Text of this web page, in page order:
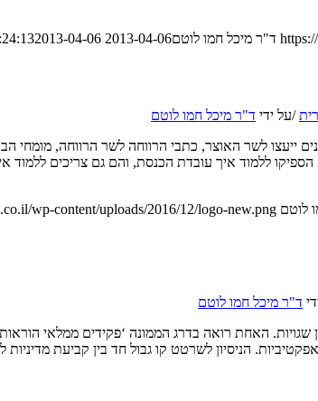
ד"ר מיכל חמו לוטם2013-04-06 08:24:13
2013-04-06 08:24:13
/על ידי ד"ר מיכל חמו לוטם
ייעצו לשר האוצר, כתבי הרווחה לשר הרווחה, מומחי
לוטם wp-content/uploads/2016/12/logo-new.png
ד"ר מיכל חמו לוטם
שגויות. האחת רואה בדרג הממונה ‘פקידים ממלאי
הניסיון לשרטט קו גבול חד בין קביעת מדיניות